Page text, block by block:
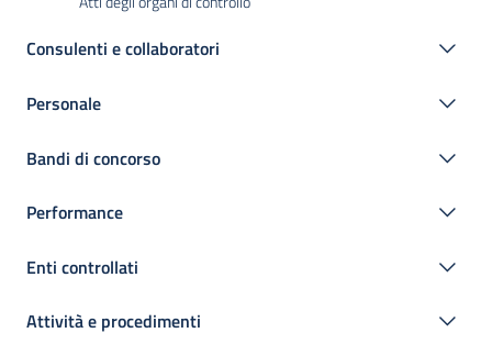
Consulenti e collaboratori
Personale
Bandi di concorso
Performance
Enti controllati
Attività e procedimenti